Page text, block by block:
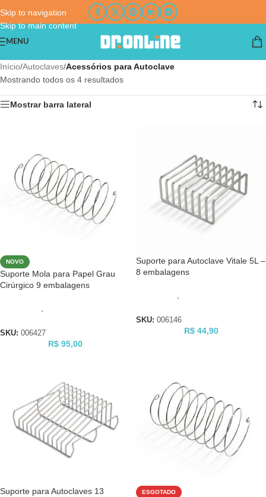
Skip to navigation
Skip to main content
MENU
Início/Autoclaves/Acessórios para Autoclave
Mostrando todos os 4 resultados
Mostrar barra lateral
NOVO
Suporte Mola para Papel Grau
Cirúrgico 9 embalagens
SKU: 006427
R$95,00
Suporte para Autoclave Vitale 5L –
8 embalagens
SKU: 006146
R$44,90
Suporte para Autoclaves 13
ESGOTADO